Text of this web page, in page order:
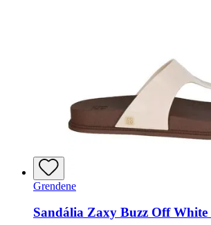
Grendene
Sandália Zaxy Buzz Off